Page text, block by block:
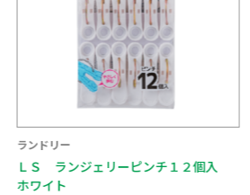
ンドリー
Ｓ ランジェリーピンチ１２個入
ワイト